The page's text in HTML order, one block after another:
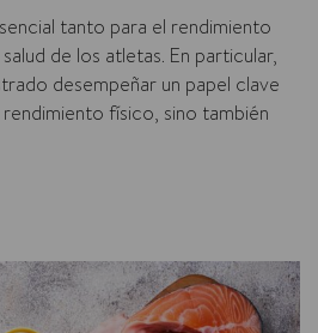
tanto para el rendimiento
de los atletas. En particular,
desempeñar un papel clave
físico, sino también